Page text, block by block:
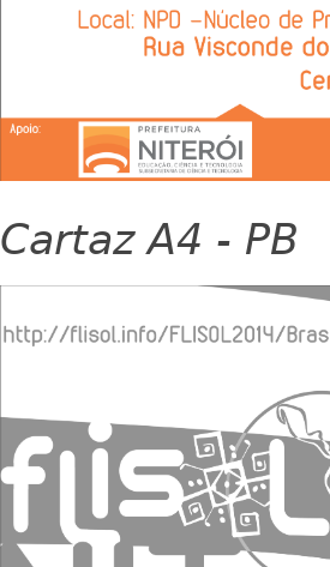
Cartaz A4 - PB